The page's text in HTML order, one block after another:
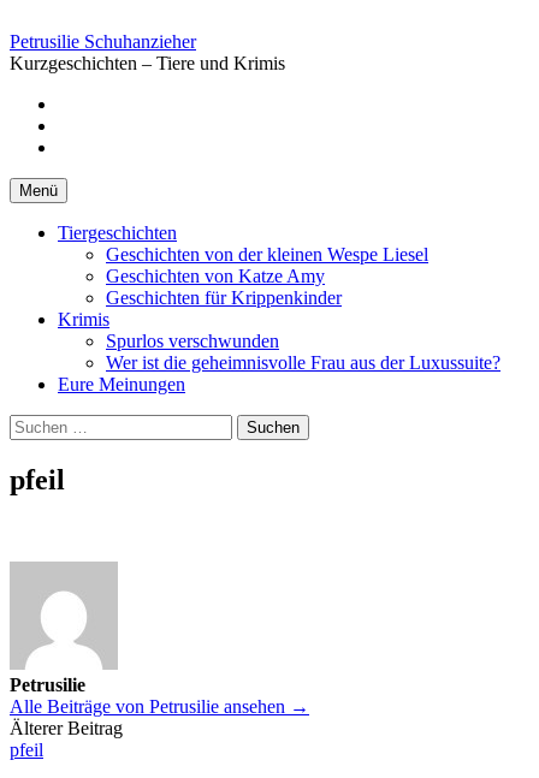
zum
Inhalt
Petrusilie Schuhanzieher
Kurzgeschichten – Tiere und Krimis
Menü
Tiergeschichten
Geschichten von der kleinen Wespe Liesel
Geschichten von Katze Amy
Geschichten für Krippenkinder
Krimis
Spurlos verschwunden
Wer ist die geheimnisvolle Frau aus der Luxussuite?
Eure Meinungen
Suchen
nach:
pfeil
Petrusilie
Alle Beiträge von Petrusilie ansehen →
Beitrags-
Navigation
Älterer Beitrag
pfeil